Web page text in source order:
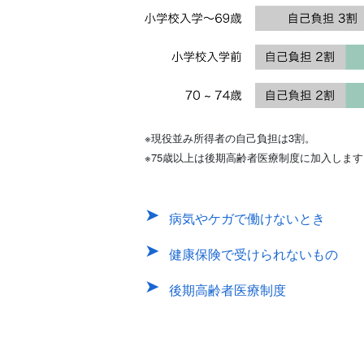
※現役並み所得者の自己負担は3割。
※75歳以上は後期高齢者医療制度に加入しま
病気やケガで働けないとき
健康保険で受けられないもの
後期高齢者医療制度